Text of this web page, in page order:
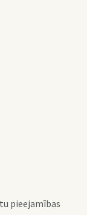
pieejamības